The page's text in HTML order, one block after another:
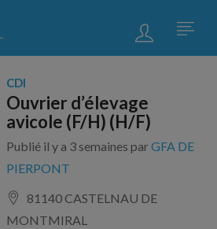
CDI
Ouvrier d’élevage
avicole (F/H) (H/F)
Publié il y a 3 semaines parGFA DE
PIERPONT
81140 CASTELNAU DE
MONTMIRAL